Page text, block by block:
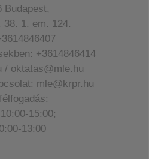
Budapest,
38. 1. em. 124.
+3614846414
/ oktatas@mle.hu
mle@krpr.hu
15:00;
13:00